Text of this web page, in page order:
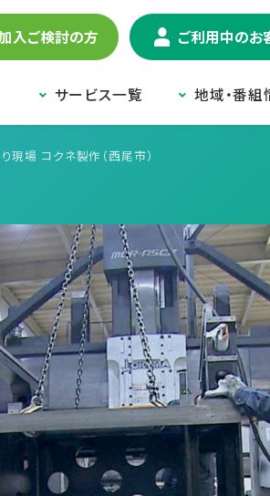
入ご検討の方 ご利用中のお
サービス一覧 地域・番組
現場 コクネ製作（西尾市）